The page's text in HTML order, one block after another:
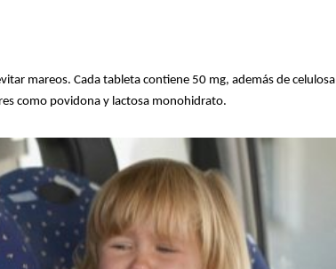
mareos. Cada tableta contiene 50 mg, además de celulosa
como povidona y lactosa monohidrato.